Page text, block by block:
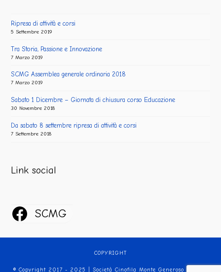
Ripresa di attività e corsi
5 Settembre 2019
Tra Storia, Passione e Innovazione
7 Marzo 2019
SCMG Assemblea generale ordinaria 2018
7 Marzo 2019
Sabato 1 Dicembre – Giornata di chiusura corso Educazione
30 Novembre 2018
Da sabato 8 settembre ripresa di attività e corsi
7 Settembre 2018
Link social
SCMG
COPYRIGHT
© Copyright 2017 - 2025 | Società Cinofila Monte Generoso | Tutti i